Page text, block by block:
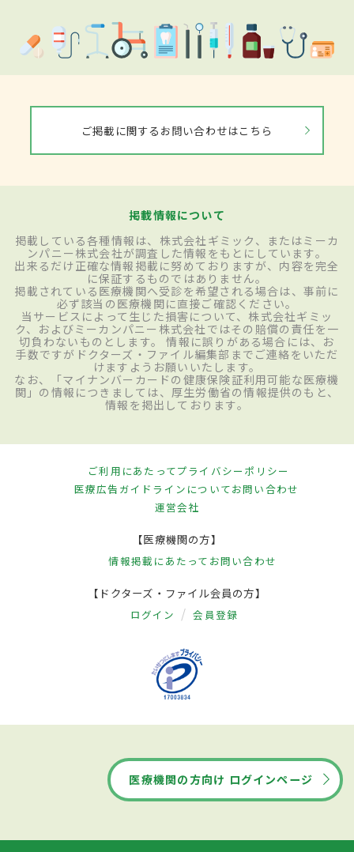
ご掲載に関するお問い合わせはこちら
掲載情報について
掲載している各種情報は、株式会社ギミック、またはミーカ
ンパニー株式会社が調査した情報をもとにしています。
出来るだけ正確な情報掲載に努めておりますが、内容を完全
に保証するものではありません。
掲載されている医療機関へ受診を希望される場合は、事前に
必ず該当の医療機関に直接ご確認ください。
当サービスによって生じた損害について、株式会社ギミッ
ク、およびミーカンパニー株式会社ではその賠償の責任を一
切負わないものとします。 情報に誤りがある場合には、お
手数ですがドクターズ・ファイル編集部までご連絡をいただ
けますようお願いいたします。
なお、「マイナンバーカードの健康保険証利用可能な医療機
関」の情報につきましては、厚生労働省の情報提供のもと、
情報を掲出しております。
ご利用にあたってプライバシーポリシー
医療広告ガイドラインについてお問い合わせ
運営会社
【医療機関の方】
情報掲載にあたって お問い合わせ
【ドクターズ・ファイル会員の方】
ログイン 会員登録
医療機関の方向け ログインページ